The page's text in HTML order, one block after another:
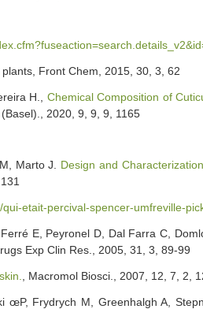
Front Chem, 2015, 30, 3, 62
H., Chemical Composition of
(Basel)., 2020, 9, 9, 9, 1165
Marto J. Design and
etait-percival-spencer-umfreville-
E, Peyronel D, Dal Farra C,
Exp Clin Res., 2005, 31, 3, 89-99
, Macromol Biosci., 2007, 12, 7, 2,
Frydrych M, Greenhalgh A,